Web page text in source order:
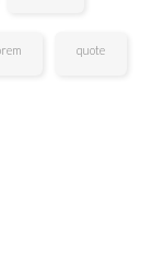
quote